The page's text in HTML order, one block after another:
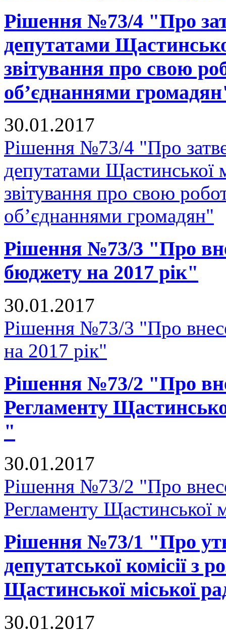
Рішення №73/4 "Про
депутатами
звітування про свою
об’єднаннями
30.01.2017
Рішення №73/4 "Про
депутатами Щастинської
звітування про свою
об’єднаннями громадян"
Рішення №73/3 "Про
бюджету на 2017 рік"
30.01.2017
Рішення №73/3 "Про
на 2017 рік"
Рішення №73/2 "Про
Регламенту
"
30.01.2017
Рішення №73/2 "Про
Регламенту Щастинської
Рішення №73/1 "Про
депутатської комісії з
Щастинської міської
30.01.2017